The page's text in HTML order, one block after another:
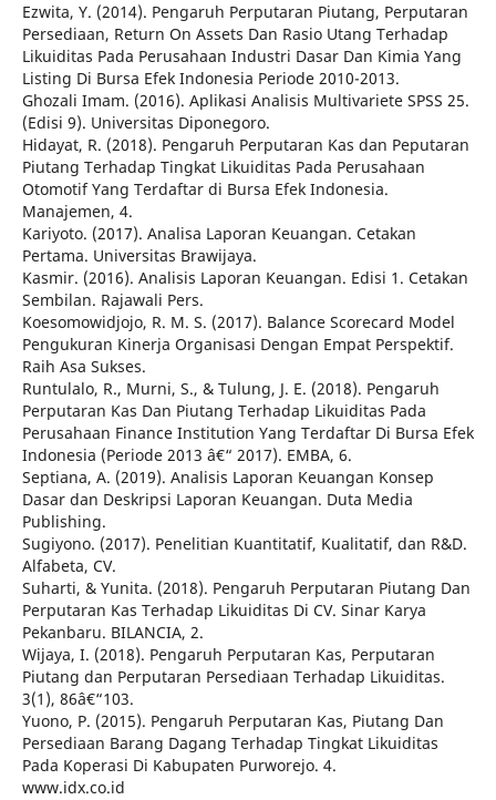
Ezwita, Y. (2014). Pengaruh Perputaran Piutang, Perputaran
Persediaan, Return On Assets Dan Rasio Utang Terhadap
Likuiditas Pada Perusahaan Industri Dasar Dan Kimia Yang
Listing Di Bursa Efek Indonesia Periode 2010-2013.
Ghozali Imam. (2016). Aplikasi Analisis Multivariete SPSS 25.
(Edisi 9). Universitas Diponegoro.
Hidayat, R. (2018). Pengaruh Perputaran Kas dan Peputaran
Piutang Terhadap Tingkat Likuiditas Pada Perusahaan
Otomotif Yang Terdaftar di Bursa Efek Indonesia.
Manajemen, 4.
Kariyoto. (2017). Analisa Laporan Keuangan. Cetakan
Pertama. Universitas Brawijaya.
Kasmir. (2016). Analisis Laporan Keuangan. Edisi 1. Cetakan
Sembilan. Rajawali Pers.
Koesomowidjojo, R. M. S. (2017). Balance Scorecard Model
Pengukuran Kinerja Organisasi Dengan Empat Perspektif.
Raih Asa Sukses.
Runtulalo, R., Murni, S., & Tulung, J. E. (2018). Pengaruh
Perputaran Kas Dan Piutang Terhadap Likuiditas Pada
Perusahaan Finance Institution Yang Terdaftar Di Bursa Efek
Indonesia (Periode 2013 â€“ 2017). EMBA, 6.
Septiana, A. (2019). Analisis Laporan Keuangan Konsep
Dasar dan Deskripsi Laporan Keuangan. Duta Media
Publishing.
Sugiyono. (2017). Penelitian Kuantitatif, Kualitatif, dan R&D.
Alfabeta, CV.
Suharti, & Yunita. (2018). Pengaruh Perputaran Piutang Dan
Perputaran Kas Terhadap Likuiditas Di CV. Sinar Karya
Pekanbaru. BILANCIA, 2.
Wijaya, I. (2018). Pengaruh Perputaran Kas, Perputaran
Piutang dan Perputaran Persediaan Terhadap Likuiditas.
3(1), 86â€“103.
Yuono, P. (2015). Pengaruh Perputaran Kas, Piutang Dan
Persediaan Barang Dagang Terhadap Tingkat Likuiditas
Pada Koperasi Di Kabupaten Purworejo. 4.
www.idx.co.id